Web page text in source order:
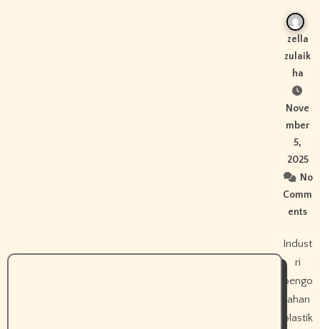
zella
zulaik
ha
Nove
mber
5,
2025
No
Comm
ents
Indust
ri
pengo
lahan
plastik